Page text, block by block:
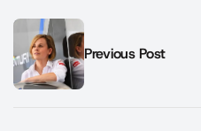
Previous Post